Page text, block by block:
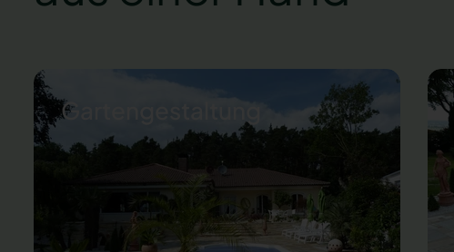
Gartengestaltung